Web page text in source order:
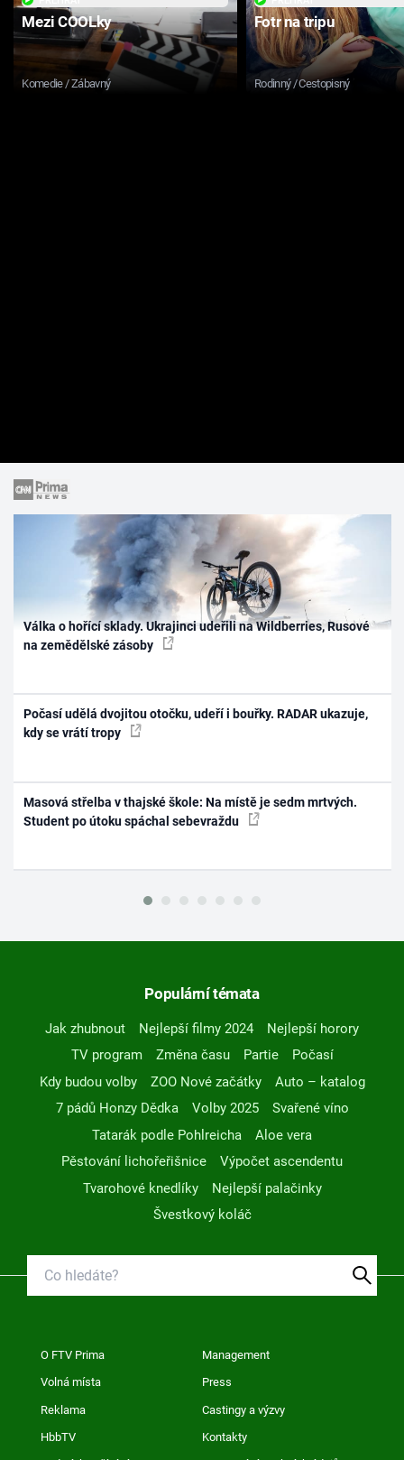
Mezi COOLky
Komedie / Zábavný
Fotr na tripu
Rodinný / Cestopisný
Válka o hořící sklady. Ukrajinci udeřili na Wildberries, Rusové
na zemědělské zásoby
Počasí udělá dvojitou otočku, udeří i bouřky. RADAR ukazuje,
kdy se vrátí tropy
Masová střelba v thajské škole: Na místě je sedm mrtvých.
Student po útoku spáchal sebevraždu
Populární témata
Jak zhubnout Nejlepší filmy 2024
Nejlepší horory
TV program
Změna času Partie
Počasí
Kdy budou volby
ZOO Nové začátky
Auto – katalog
7 pádů Honzy Dědka
Volby 2025
Svařené víno
Tatarák podle Pohlreicha
Aloe vera
Pěstování lichořeřišnice
Výpočet ascendentu
Tvarohové knedlíky
Nejlepší palačinky
Švestkový koláč
O FTV Prima Management
Volná místa Press
Reklama Castingy a výzvy
HbbTV Kontakty